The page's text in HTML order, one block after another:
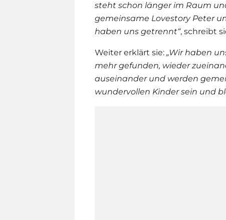
steht schon länger im Raum
gemeinsame Lovestory Peter
haben uns getrennt“, schreibt
Weiter erklärt sie: „Wir haben
mehr gefunden, wieder
auseinander und werden
wundervollen Kinder sein und